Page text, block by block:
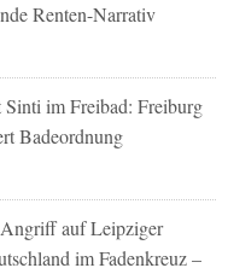
Renten-Narrativ
im Freibad: Freiburg
Badeordnung
auf Leipziger
im Fadenkreuz –